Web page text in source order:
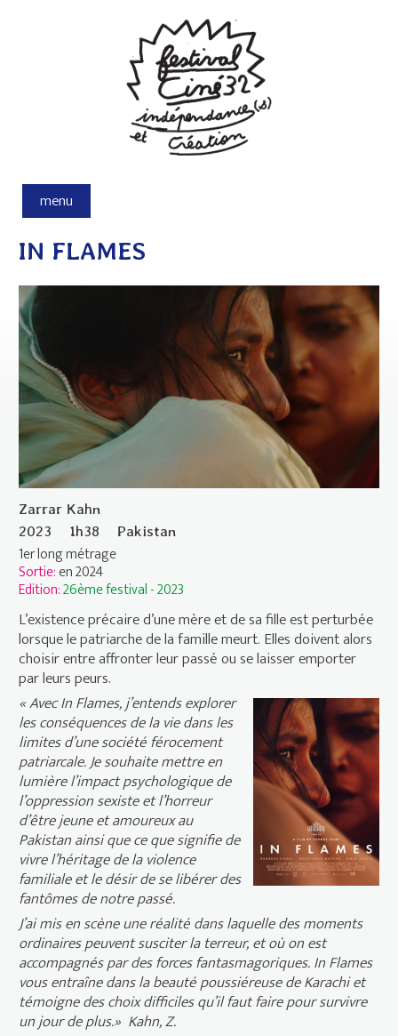
menu
IN FLAMES
Zarrar Kahn
2023
1h38 Pakistan
1er long métrage
Sortie:en 2024
Edition:26ème festival - 2023
L’existence précaire d’une mère et de sa fille est perturbée
lorsque le patriarche de la famille meurt. Elles doivent alors
choisir entre affronter leur passé ou se laisser emporter
par leurs peurs.
« AvecIn Flames, j’entends explorer
les conséquences de la vie dans les
limites d’une société férocement
patriarcale. Je souhaite mettre en
lumière l’impact psychologique de
l’oppression sexiste et l’horreur
d’être jeune et amoureux au
Pakistan ainsi que ce que signifie de
vivre l’héritage de la violence
familiale et le désir de se libérer des
fantômes de notre passé.
J’ai mis en scène une réalité dans laquelle des moments
ordinaires peuvent susciter la terreur, et où on est
accompagnés par des forces fantasmagoriques. In Flames
vous entraîne dans la beauté poussiéreuse de Karachi et
témoigne des choix difficiles qu’il faut faire pour survivre
un jour de plus.» Kahn, Z.